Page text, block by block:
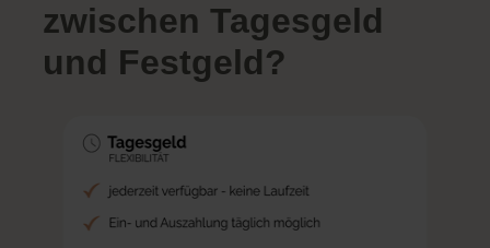
zwischen Tagesgeld
und Festgeld?